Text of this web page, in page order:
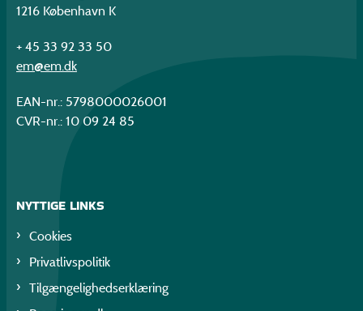
1216 København K
+ 45 33 92 33 50
em@em.dk
EAN-nr.: 5798000026001
CVR-nr.: 10 09 24 85
NYTTIGE LINKS
Cookies
Privatlivspolitik
Tilgængelighedserklæring